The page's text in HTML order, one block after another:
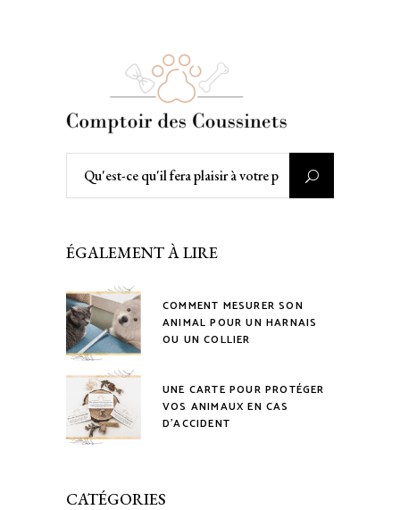
ÉGALEMENT À LIRE
COMMENT MESURER SON
ANIMAL POUR UN HARNAIS
OU UN COLLIER
UNE CARTE POUR PROTÉGER
VOS ANIMAUX EN CAS
D’ACCIDENT
CATÉGORIES